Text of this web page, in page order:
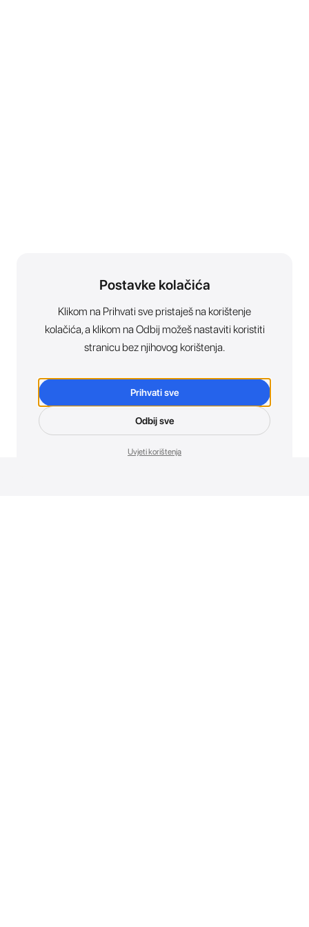
Postavke kolačića
Klikom na Prihvati sve pristaješ na korištenje
kolačića, a klikom na Odbij možeš nastaviti koristiti
stranicu bez njihovog korištenja.
Prihvati sve
Odbij sve
Uvjeti korištenja